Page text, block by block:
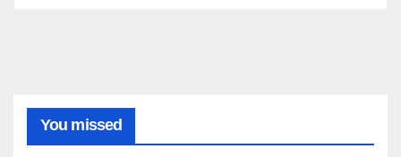
You missed